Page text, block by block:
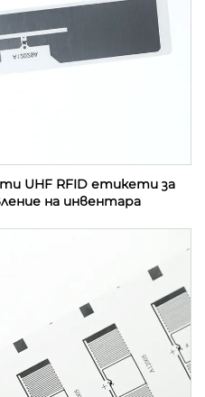
UHF RFID етикети за
на инвентара